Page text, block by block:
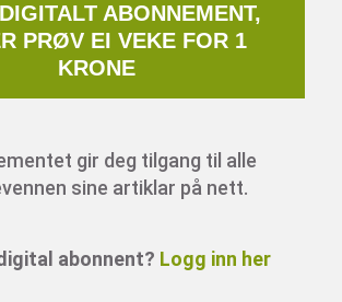
ABONNEMENT,
PRØV EI VEKE FOR 1
KRONE
gir deg tilgang til alle
sine artiklar på nett.
abonnent? Logg inn her